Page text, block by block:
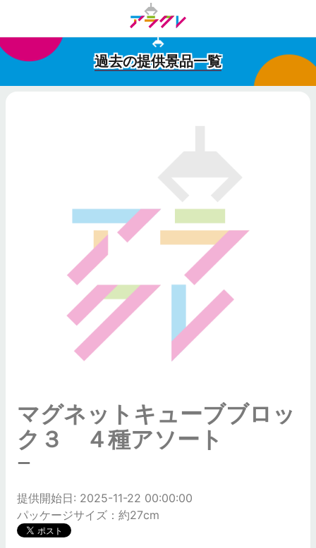
過去の提供景品一覧
マグネットキューブブロッ
ク３ ４種アソート
ー
提供開始日: 2025-11-22 00:00:00
パッケージサイズ：約27cm